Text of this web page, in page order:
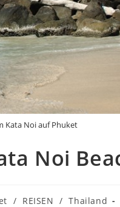
Kata Noi auf Phuket
Noi
/ REISEN / Thailand